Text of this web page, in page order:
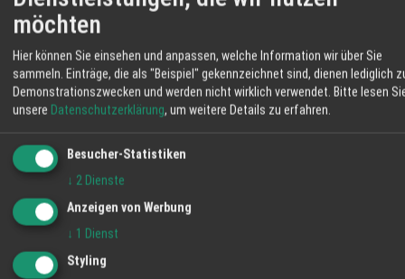
Alkoholfreie Spritz
Alkoholfreier Wein und alkoholfreies Bier
Lieber eine Kiste mehr als zu wenig
Gerade an den Feiertagen sind die Geschäfte nicht
zusätzlich einplanen ist die entspanntere Lösung. Getränke
lassen sich gut lagern - und was übrig bleibt, passt perfekt
Unser Fazit
Mit der richtigen Getränkeplanung werden die
möchten
Hier können Sie einsehen und anpassen, welche Information wir über Sie
sammeln. Einträge, die als "Beispiel" gekennzeichnet sind, dienen lediglich
Demonstrationszwecken und werden nicht wirklich verwendet. Bitte lesen
unsere Datenschutzerklärung, um weitere Details zu erfahren.
Besucher-Statistiken
↓ 2 Dienste
Anzeigen von Werbung
↓ 1 Dienst
Styling